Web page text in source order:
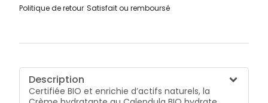
Politique de retour Satisfait ou remboursé
Description
Certifiée BIO et enrichie d’actifs naturels, la